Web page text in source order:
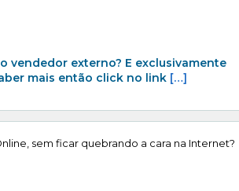
vendedor externo? E exclusivamente
mais então click no link […]
sem ficar quebrando a cara na Internet?